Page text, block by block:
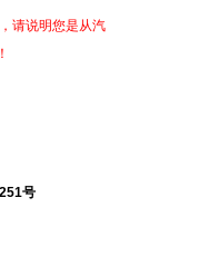
请说明您是从汽
号